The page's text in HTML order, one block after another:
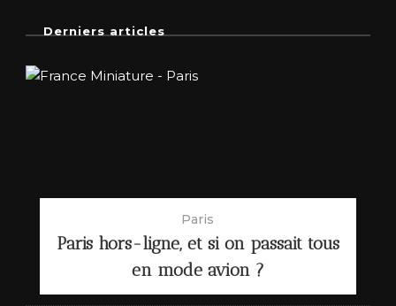
Derniers articles
Paris
Paris hors-ligne, et si on passait tous
en mode avion ?